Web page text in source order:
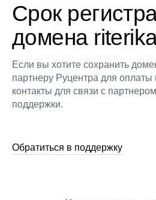
Срок
домена
Если вы хотите сохранить
партнеру Руцентра для оплаты
контакты для связи с
поддержки.
Обратиться в поддержку